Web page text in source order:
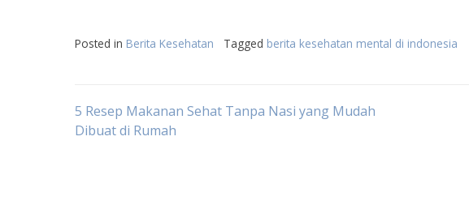
Posted in Berita Kesehatan Tagged berita kesehatan mental di indonesia
Post
5 Resep Makanan Sehat Tanpa Nasi yang Mudah
Dibuat di Rumah